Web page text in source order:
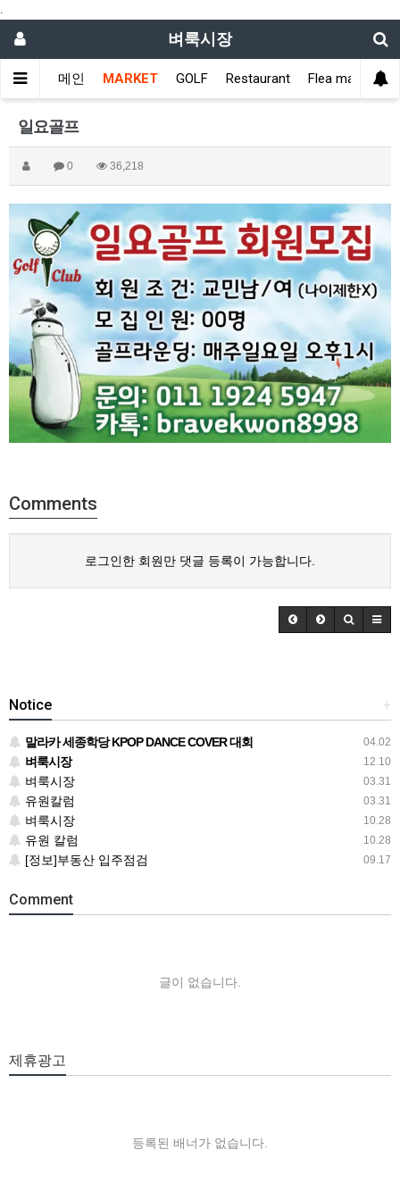
.
벼룩시장
메인 MARKET GOLF Restaurant Flea market
일요골프
0 36,218
Comments
로그인한 회원만 댓글 등록이 가능합니다.
+
Notice
04.02
말라카 세종학당 KPOP DANCE COVER 대회
12.10
벼룩시장
03.31
벼룩시장
03.31
유원칼럼
10.28
벼룩시장
10.28
유원 칼럼
09.17
[정보]부동산 입주점검
Comment
글이 없습니다.
제휴광고
등록된 배너가 없습니다.